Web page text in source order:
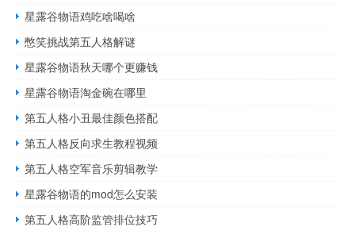
星露谷物语鸡吃啥喝啥
憋笑挑战第五人格解谜
星露谷物语秋天哪个更赚钱
星露谷物语淘金碗在哪里
第五人格小丑最佳颜色搭配
第五人格反向求生教程视频
第五人格空军音乐剪辑教学
星露谷物语的mod怎么安装
第五人格高阶监管排位技巧